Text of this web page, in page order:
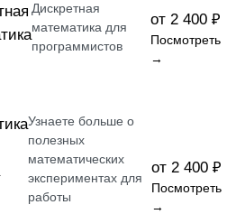
Дискретная
математика для
программистов
от 2 400 ₽
Посмотреть
→
Узнаете больше о
полезных
математических
экспериментах для
работы
от 2 400 ₽
Посмотреть
→